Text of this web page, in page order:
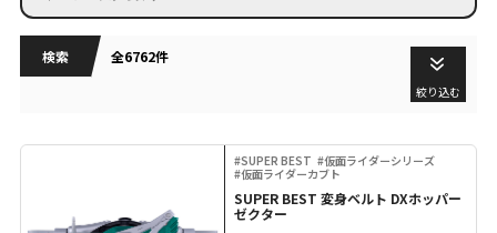
検索 全6762件
絞り込む
#SUPER BEST #仮面ライダーシリーズ
#仮面ライダーカブト
SUPER BEST 変身ベルト DXホッパー
ゼクター